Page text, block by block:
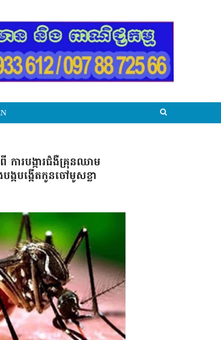
របង្ការជំងឺគ្រុនឈាម
ង្កបង្កើតកូនចៅមូសខ្លា